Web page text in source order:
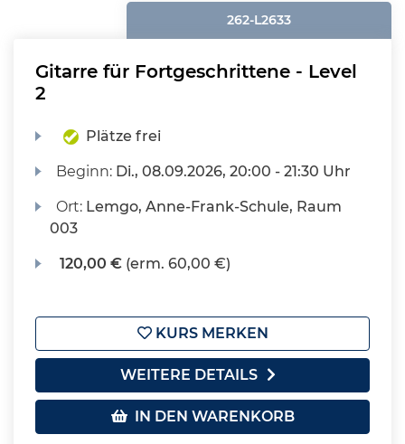
262-L2633
Gitarre für Fortgeschrittene - Level
2
Plätze frei
Beginn: Di., 08.09.2026, 20:00 - 21:30 Uhr
Ort: Lemgo, Anne-Frank-Schule, Raum
003
120,00 € (erm. 60,00 €)
KURS MERKEN
WEITERE DETAILS
IN DEN WARENKORB